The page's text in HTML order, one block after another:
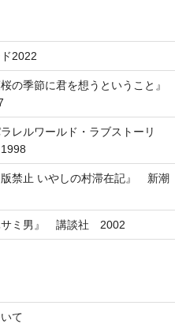
2022
の季節に君を想うということ』
レルワールド・ラブストーリ
禁止 いやしの村滞在記』 新潮
ミ男』 講談社 2002
て